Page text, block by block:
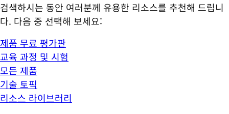
검색하시는 동안 여러분께 유용한 리소스를 추천해 드립니
다. 다음 중 선택해 보세요:
제품 무료 평가판
교육 과정 및 시험
모든 제품
기술 토픽
리소스 라이브러리